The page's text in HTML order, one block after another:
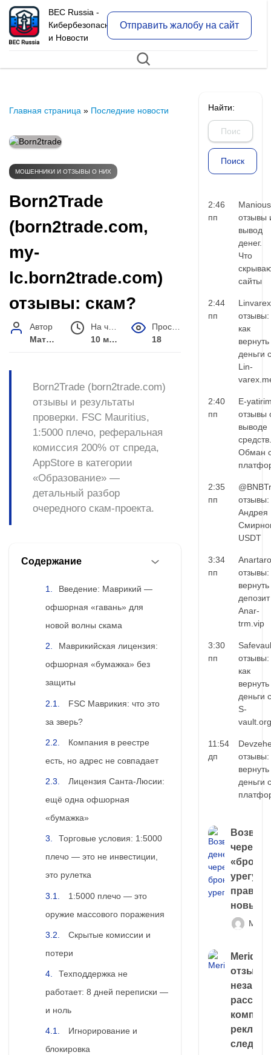
BEC Russia -
Кибербезопасность
и Новости
Отправить жалобу на сайт
Главная страница » Последние новости
МОШЕННИКИ И ОТЗЫВЫ О НИХ
Born2Trade
(born2trade.com,
my-
lc.born2trade.com)
отзывы: скам?
Автор
Матвей Иванов
10 мин.
18
Born2Trade (born2trade.com)
отзывы и результаты
проверки. FSC Mauritius,
1:5000 плечо, реферальная
комиссия 200% от спреда,
AppStore в категории
«Образование» —
детальный разбор
очередного скам-проекта.
Содержание
Введение: Маврикий —
офшорная «гавань» для
новой волны скама
Маврикийская лицензия:
офшорная «бумажка» без
защиты
FSC Маврикия: что это
за зверь?
Компания в реестре
есть, но адрес не совпадает
Лицензия Санта-Люсии:
ещё одна офшорная
«бумажка»
Торговые условия: 1:5000
плечо — это не инвестиции,
это рулетка
1:5000 плечо — это
оружие массового поражения
Скрытые комиссии и
потери
Техподдержка не
работает: 8 дней переписки —
и ноль
Игнорирование и
блокировка
Найти:
2:46
пп
Manious
отзывы
вывод
денег.
Что
сайты
2:44
пп
Linvarex
отзывы:
как
вернуть
деньги с
Lin-
2:40
пп
E-
отзывы
выводе
средств.
Обман
2:35
пп
Андрея
USDT
3:34
пп
отзывы:
вернуть
Anar-
trm.vip
3:30
пп
отзывы:
как
вернуть
деньги с
S-
vault.org
11:54
дп
отзывы:
вернуть
деньги с
через
правда
новый
следа